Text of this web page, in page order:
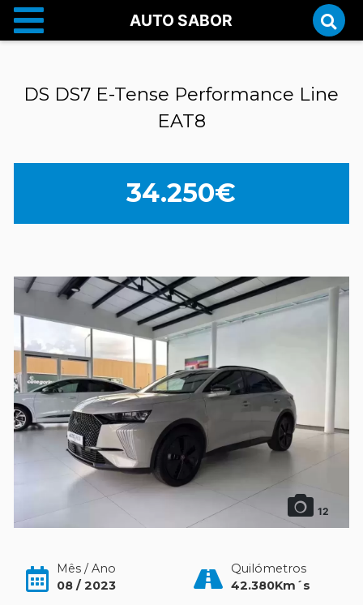
AUTO SABOR
DS DS7 E-Tense Performance Line
EAT8
34.250€
12
Mês / Ano
08 / 2023
Quilómetros
42.380Km´s